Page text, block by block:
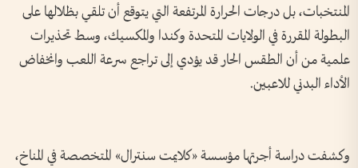
المنتخبات، بل درجات الحرارة المرتفعة التي يتوقع أن تلقي بظلالها على
البطولة المقررة في الولايات المتحدة وكندا والمكسيك، وسط تحذيرات
علمية من أن الطقس الحار قد يؤدي إلى تراجع سرعة اللعب وانخفاض
الأداء البدني للاعبين.
وكشفت دراسة أجرتها مؤسسة «كلايمت سنترال» المتخصصة في المناخ،